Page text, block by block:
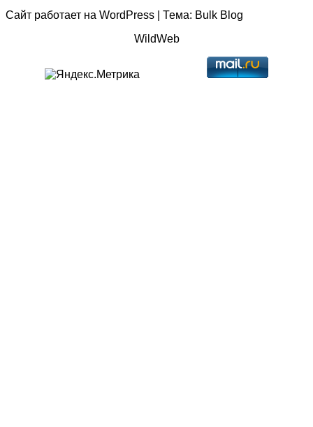
Сайт работает на WordPress Тема: Bulk Blog
WildWeb